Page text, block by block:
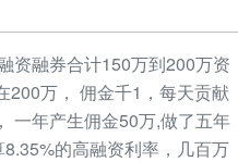
融券合计150万到200万资
200万， 佣金千1，每天贡献
一年产生佣金50万,做了五年
的高融资利率，几百万